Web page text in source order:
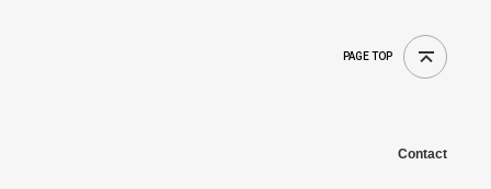
PAGE TOP
Contact